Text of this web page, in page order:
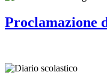
Proclamazione